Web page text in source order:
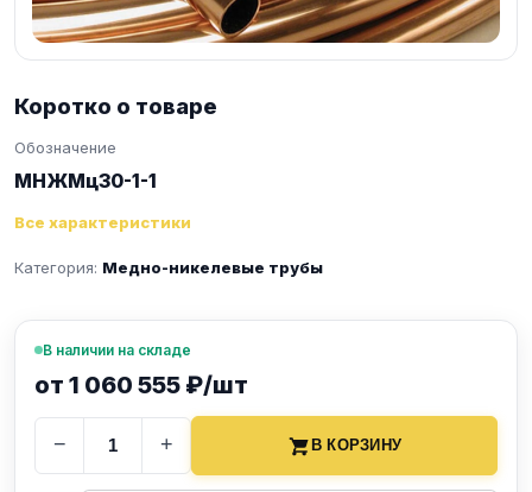
Коротко о товаре
Обозначение
МНЖМц30-1-1
Все характеристики
Категория: Медно-никелевые трубы
В наличии на складе
от 1 060 555 ₽/шт
− + В КОРЗИНУ